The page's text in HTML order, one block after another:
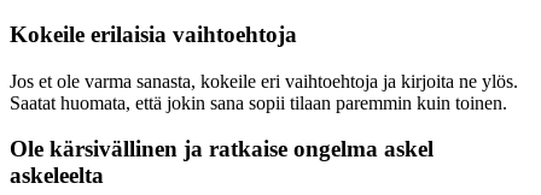
Kokeile erilaisia vaihtoehtoja
Jos et ole varma sanasta, kokeile eri vaihtoehtoja ja kirjoita ne ylös.
Saatat huomata, että jokin sana sopii tilaan paremmin kuin toinen.
Ole kärsivällinen ja ratkaise ongelma askel
askeleelta